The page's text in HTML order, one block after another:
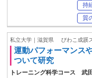
持
質
私立大学｜滋賀県 びわこ成蹊
運動パフォーマンス
ついて研究
トレーニング科学コース 武